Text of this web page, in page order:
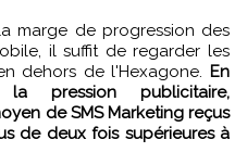
marge de progression des
il suffit de regarder les
dehors de l'Hexagone. En
pression publicitaire,
de SMS Marketing reçus
de deux fois supérieures à